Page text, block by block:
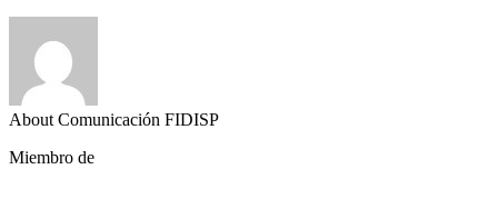
About Comunicación FIDISP
Miembro de